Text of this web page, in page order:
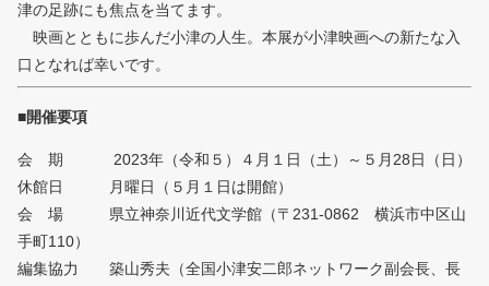
津の足跡にも焦点を当てます。
映画とともに歩んだ小津の人生。本展が小津映画への新たな入
口となれば幸いです。
■開催要項
会 期 2023年（令和５）４月１日（土）～５月28日（日）
休館日 月曜日（５月１日は開館）
会 場 県立神奈川近代文学館（〒231-0862 横浜市中区山
手町110）
編集協力 築山秀夫（全国小津安二郎ネットワーク副会長、長